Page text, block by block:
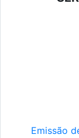
Emissão